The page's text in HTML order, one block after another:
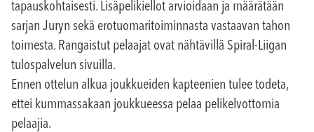
tapauskohtaisesti. Lisäpelikiellot arvioidaan ja määrätään
sarjan Juryn sekä erotuomaritoiminnasta vastaavan tahon
toimesta. Rangaistut pelaajat ovat nähtävillä Spiral-Liigan
tulospalvelun sivuilla.
Ennen ottelun alkua joukkueiden kapteenien tulee todeta,
ettei kummassakaan joukkueessa pelaa pelikelvottomia
pelaajia.